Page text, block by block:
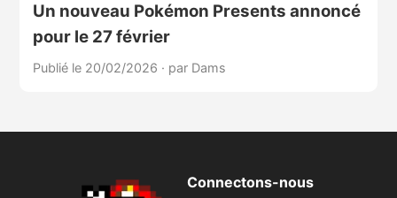
Un nouveau Pokémon Presents annoncé
pour le 27 février
Publié le 20/02/2026 · par Dams
Connectons-nous